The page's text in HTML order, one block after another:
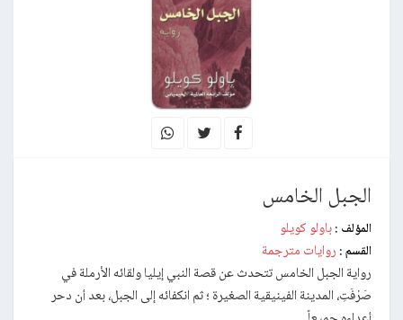
الجبل الخامس
المؤلف : باولو كويلو
القسم : روايات مترجمة
رواية الجبل الخامس تتحدث عن قصة النبي إيليا ولقائه الأرملة في
صَرْفَتِ، المدينة الفينيقية الصغيرة ؛ ثم انكفائه إلى الجبل، بعد أن دحر